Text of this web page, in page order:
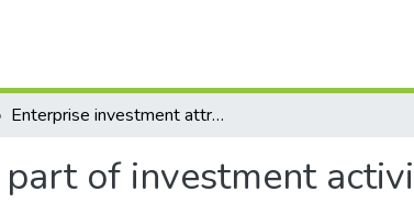
Еnterprise investment attractiveness: part of investment activity
of investment